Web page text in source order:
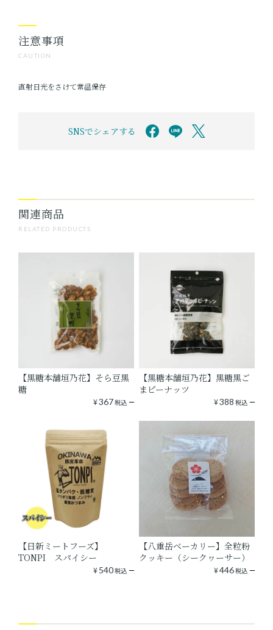
CAUTION
注意事項
直射日光をさけて常温保存
SNSでシェアする
RELATED PRODUCTS
関連商品
【黒糖本舗垣乃花】そら豆黒
糖
¥367税込
【黒糖本舗垣乃花】黒糖黒ご
まピーナッツ
¥388 税込
【日新ミートフーズ】
TONPI スパイシー
¥540税込
【八重岳ベーカリー】全粒粉
クッキー（シークヮーサー）
¥446税込